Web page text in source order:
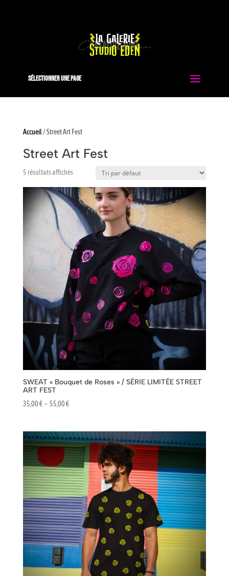
Sélectionner une page
Accueil/ Street Art Fest
Street Art Fest
5 résultats affichés
SWEAT « Bouquet de Roses » / SÉRIE LIMITÉE STREET
ART FEST
35,00€ – 55,00€Plage
35,00 €
à
55,00 €